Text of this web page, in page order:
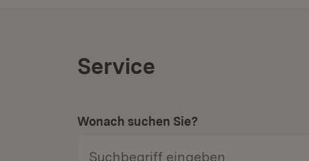
Service
Wonach suchen Sie?